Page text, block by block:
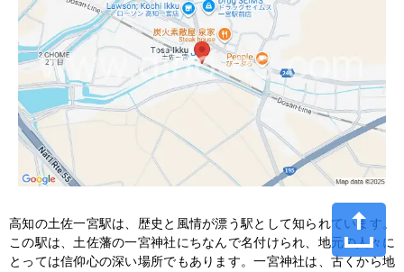
高知の土佐一宮駅は、歴史と風情が漂う駅として知られています。
この駅は、土佐藩の一宮神社にちなんで名付けられ、地元の人々に
とっては信仰心の深い場所でもあります。一宮神社は、古くから地